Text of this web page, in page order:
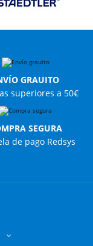
GRAUITO
superiores a 50€
SEGURA
de pago Redsys